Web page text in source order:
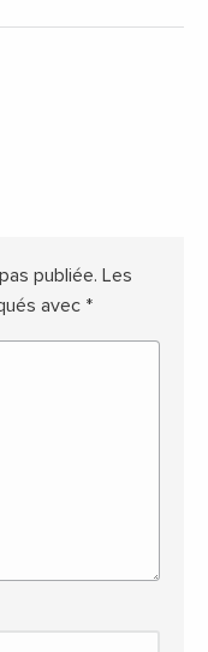
publiée. Les
avec *